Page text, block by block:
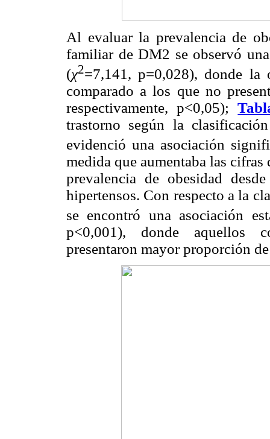
Al evaluar la prevalencia de
familiar de DM2 se observó
(χ2=7,141, p=0,028), donde la
comparado a los que no
respectivamente, p<0,05);
trastorno según la
evidenció una asociación
medida que aumentaba las
prevalencia de obesidad
hipertensos. Con respecto a la
se encontró una asociación
p<0,001), donde aquellos
presentaron mayor proporción